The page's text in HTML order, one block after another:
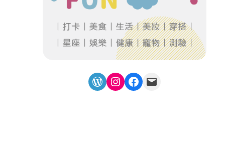
WordPress Instagram Facebook Mail